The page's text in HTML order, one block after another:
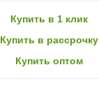
Купить в 1 клик
Купить в рассрочку
Купить оптом